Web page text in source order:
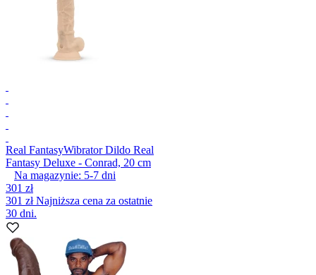
Real FantasyWibrator Dildo Real
Fantasy Deluxe - Conrad, 20 cm
Na magazynie: 5-7 dni
301 zł
301 złNajniższa cena za ostatnie
30 dni.